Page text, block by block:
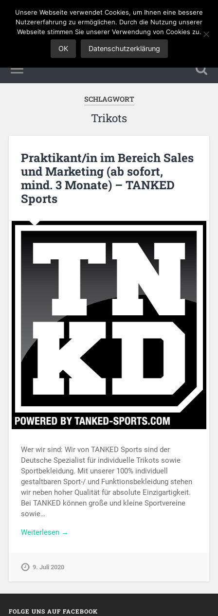
Sales Jobs
SCHLAGWORT
Trikots
Praktikant/in im Bereich Sales
und Marketing (ab sofort,
mind. 3 Monate) – TANKED
Sports
Wer wir sind: Wir von TANKED Sports sind der
Deutsche Spezialist für individuelle Trikots sowie
Sportbekleidung. Mit unserer 100% individuell
gestaltbaren Sport-/ und Funktionsbekleidung stehen
wir neben hoher Qualität für absolute Einzigartigkeit.
Bei TANKED können große und kleine Sportvereine
sowie…
Weiterlesen →
9. Juli 2020
FOLGE UNS AUF FACEBOOK
Unsere Webseite verwendet Cookies, um Ihnen eine bessere
Nutzererfahrung zu ermöglichen. Durch die Nutzung unserer
Webseite stimmen Sie unserer Verwendung von Cookies zu.
OK Datenschutzerklärung